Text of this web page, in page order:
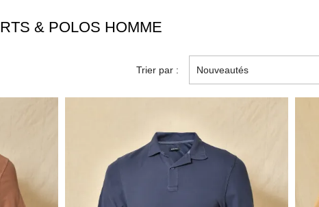
& POLOS HOMME
Trier par : Nouveautés